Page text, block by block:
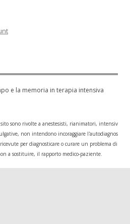
e la memoria in terapia intensiva
sono rivolte a anestesisti, rianimatori,
non intendono incoraggiare l'autodiagnosi o
per diagnosticare o curare un problema di
a sostituire, il rapporto medico-paziente.